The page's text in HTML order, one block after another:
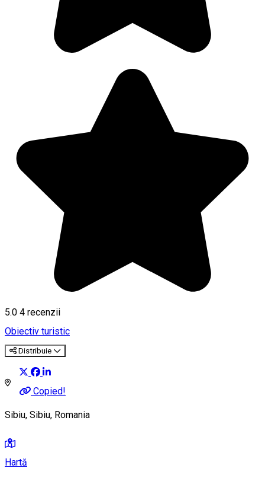
5.0 4 recenzii
Obiectiv turistic
Distribuie
Copied!
Sibiu, Sibiu, Romania
Hartă